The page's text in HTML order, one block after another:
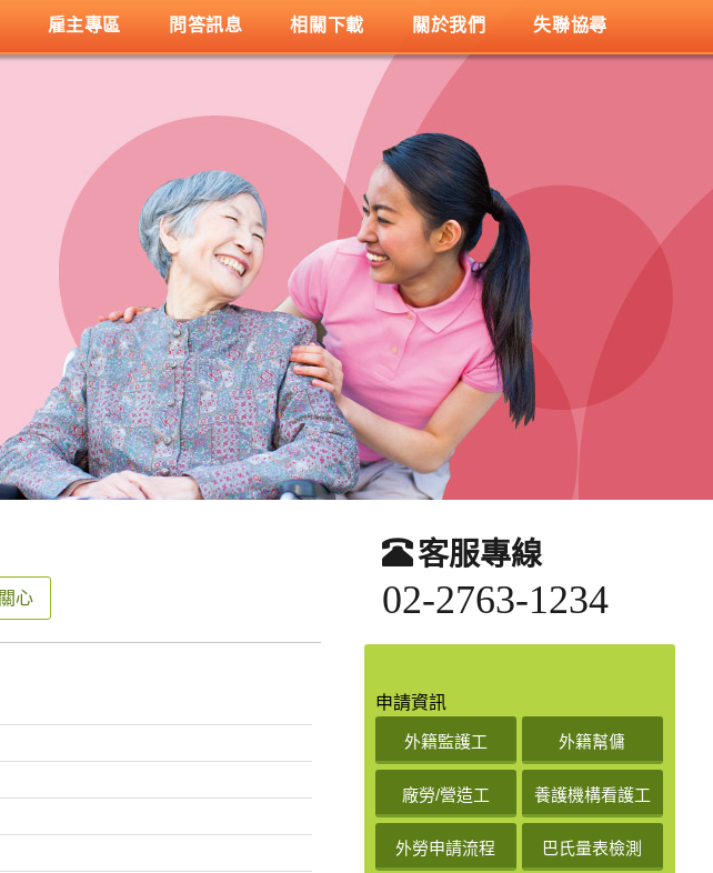
雇主專區 問答訊息 相關下載 關於我們 失聯協尋
心
客服專線
02-2763-1234
申請資訊
外籍監護工 外籍幫傭
廠勞/營造工 養護機構看護工
外勞申請流程 巴氏量表檢測